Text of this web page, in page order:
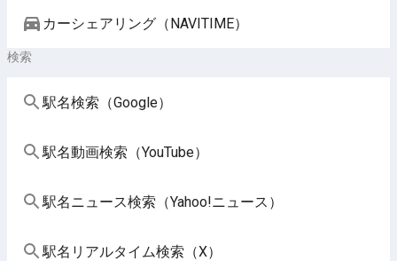
カーシェアリング（NAVITIME）
検索
駅名検索（Google）
駅名動画検索（YouTube）
駅名ニュース検索（Yahoo!ニュース）
駅名リアルタイム検索（X）